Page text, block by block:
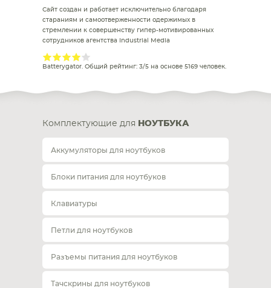
Сайт создан и работает исключительно благодаря
стараниям и самоотверженности одержимых в
стремлении к совершенству гипер-мотивированных
сотрудников агентства Industrial Media
Batterygator. Общий рейтинг: 3/5 на основе 5169 человек.
Комплектующие для НОУТБУКА
Аккумуляторы для ноутбуков
Блоки питания для ноутбуков
Клавиатуры
Петли для ноутбуков
Разъемы питания для ноутбуков
Тачскрины для ноутбуков